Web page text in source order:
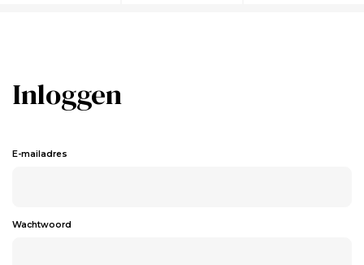
Inloggen
E-mailadres
Wachtwoord